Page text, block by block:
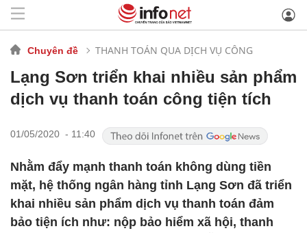
Chuyên đề THANH TOÁN QUA DỊCH VỤ CÔNG
Lạng Sơn triển khai nhiều sản phẩm
dịch vụ thanh toán công tiện tích
01/05/2020 - 11:40
Nhằm đẩy mạnh thanh toán không dùng tiền
mặt, hệ thống ngân hàng tỉnh Lạng Sơn đã triển
khai nhiều sản phẩm dịch vụ thanh toán đảm
bảo tiện ích như: nộp bảo hiểm xã hội, thanh